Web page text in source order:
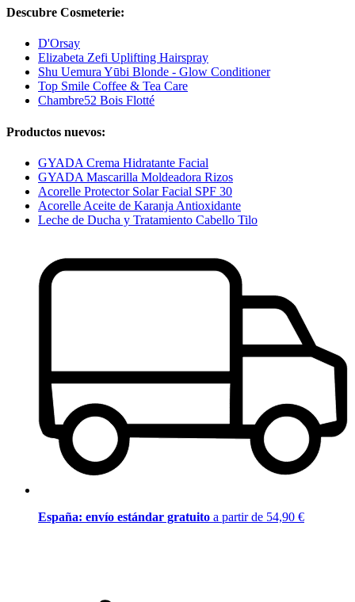
Descubre Cosmeterie:
D'Orsay
Elizabeta Zefi Uplifting Hairspray
Shu Uemura Yūbi Blonde - Glow Conditioner
Top Smile Coffee & Tea Care
Chambre52 Bois Flotté
Productos nuevos:
GYADA Crema Hidratante Facial
GYADA Mascarilla Moldeadora Rizos
Acorelle Protector Solar Facial SPF 30
Acorelle Aceite de Karanja Antioxidante
Leche de Ducha y Tratamiento Cabello Tilo
España: envío estándar gratuito a partir de 54,90 €